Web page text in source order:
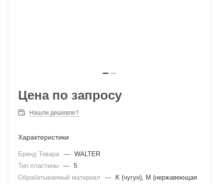
Цена по запросу
Нашли дешевле?
Характеристики
Бренд Товара — WALTER
Тип пластины — 5
Обрабатываемый материал
—
K (чугун), M (нержавеющая